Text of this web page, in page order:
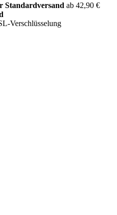
Standardversand ab 42,90 €
Verschlüsselung